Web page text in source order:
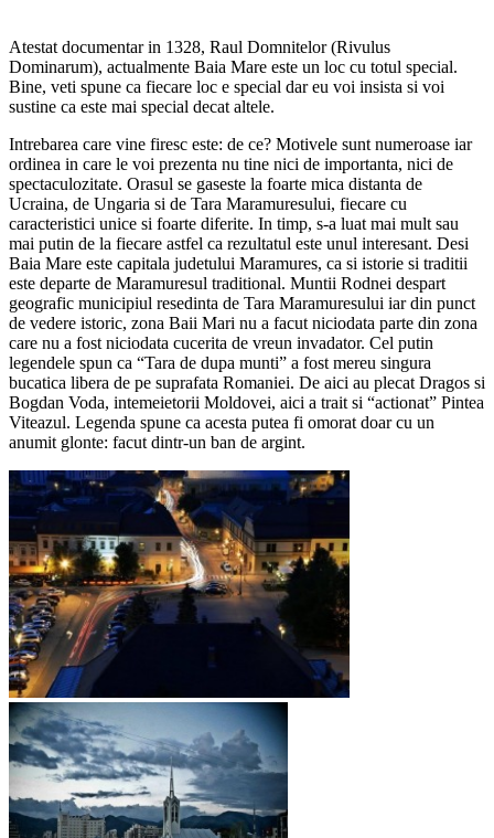
Atestat documentar in 1328, Raul Domnitelor (Rivulus
Dominarum), actualmente Baia Mare este un loc cu totul special.
Bine, veti spune ca fiecare loc e special dar eu voi insista si voi
sustine ca este mai special decat altele.
Intrebarea care vine firesc este: de ce? Motivele sunt numeroase iar
ordinea in care le voi prezenta nu tine nici de importanta, nici de
spectaculozitate. Orasul se gaseste la foarte mica distanta de
Ucraina, de Ungaria si de Tara Maramuresului, fiecare cu
caracteristici unice si foarte diferite. In timp, s-a luat mai mult sau
mai putin de la fiecare astfel ca rezultatul este unul interesant. Desi
Baia Mare este capitala judetului Maramures, ca si istorie si traditii
este departe de Maramuresul traditional. Muntii Rodnei despart
geografic municipiul resedinta de Tara Maramuresului iar din punct
de vedere istoric, zona Baii Mari nu a facut niciodata parte din zona
care nu a fost niciodata cucerita de vreun invadator. Cel putin
legendele spun ca “Tara de dupa munti” a fost mereu singura
bucatica libera de pe suprafata Romaniei. De aici au plecat Dragos si
Bogdan Voda, intemeietorii Moldovei, aici a trait si “actionat” Pintea
Viteazul. Legenda spune ca acesta putea fi omorat doar cu un
anumit glonte: facut dintr-un ban de argint.